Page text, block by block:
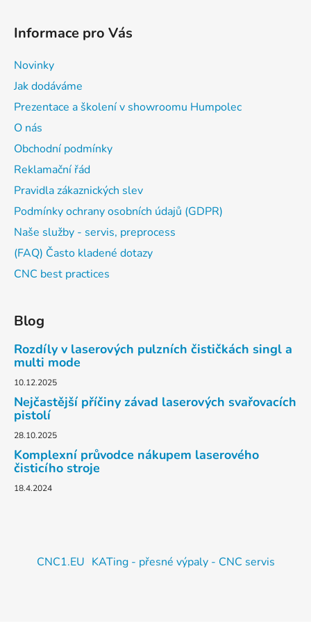
Informace pro Vás
Novinky
Jak dodáváme
Prezentace a školení v showroomu Humpolec
O nás
Obchodní podmínky
Reklamační řád
Pravidla zákaznických slev
Podmínky ochrany osobních údajů (GDPR)
Naše služby - servis, preprocess
(FAQ) Často kladené dotazy
CNC best practices
Blog
Rozdíly v laserových pulzních čističkách singl a
multi mode
10.12.2025
Nejčastější příčiny závad laserových svařovacích
pistolí
28.10.2025
Komplexní průvodce nákupem laserového
čisticího stroje
18.4.2024
CNC1.EU KATing - přesné výpaly - CNC servis